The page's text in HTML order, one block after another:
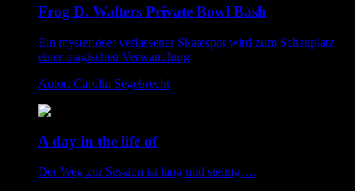
Frog D. Walters Private Bowl Bash
Ein mysteriöser verlassener Skatespot wird zum Schauplatz
einer magischen Verwandlung
Autor: Carolin Segebrecht
A day in the life of
Der Weg zur Session ist lang und steinig….